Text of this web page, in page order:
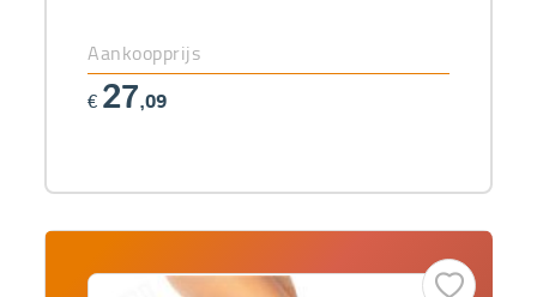
Aankoopprijs
€ 27,09